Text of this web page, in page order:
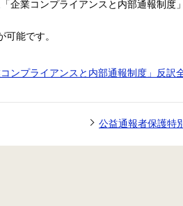
企業コンプライアンスと内部通報制度
能です。
ンプライアンスと内部通報制度」反訳
公益通報者保護特